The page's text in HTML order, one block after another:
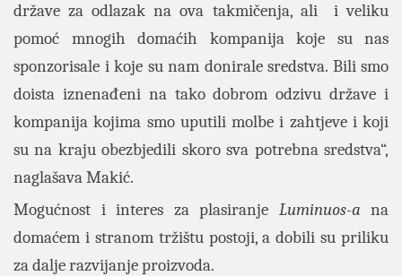
države za odlazak na ova takmičenja, ali i veliku
pomoć mnogih domaćih kompanija koje su nas
sponzorisale i koje su nam donirale sredstva. Bili smo
doista iznenađeni na tako dobrom odzivu države i
kompanija kojima smo uputili molbe i zahtjeve i koji
su na kraju obezbjedili skoro sva potrebna sredstva“,
naglašava Makić.
Mogućnost i interes za plasiranje Luminuos-a na
domaćem i stranom tržištu postoji, a dobili su priliku
za dalje razvijanje proizvoda.